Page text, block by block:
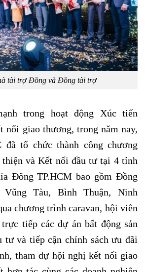
tài trợ Đồng và Đồng tài trợ
trong hoạt động Xúc tiến
nối giao thương, trong năm nay,
đã tổ chức thành công chương
và Kết nối đầu tư tại 4 tỉnh
Đông TP.HCM bao gồm Đồng
Tàu, Bình Thuận, Ninh
chương trình caravan, hội viên
tiếp các dự án bất động sản
tư và tiếp cận chính sách ưu đãi
tham dự hội nghị kết nối giao